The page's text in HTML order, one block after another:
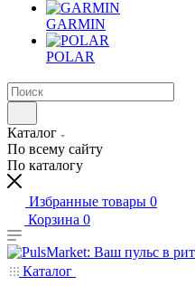
GARMIN
POLAR
Каталог
По всему сайту
По каталогу
Избранные товары 0
Корзина 0
Каталог